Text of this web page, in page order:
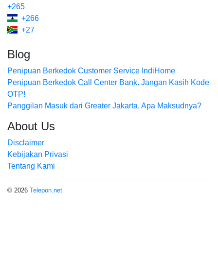
+265
+266
+27
Blog
Penipuan Berkedok Customer Service IndiHome
Penipuan Berkedok Call Center Bank. Jangan Kasih Kode
OTP!
Panggilan Masuk dari Greater Jakarta, Apa Maksudnya?
About Us
Disclaimer
Kebijakan Privasi
Tentang Kami
© 2026 Telepon.net